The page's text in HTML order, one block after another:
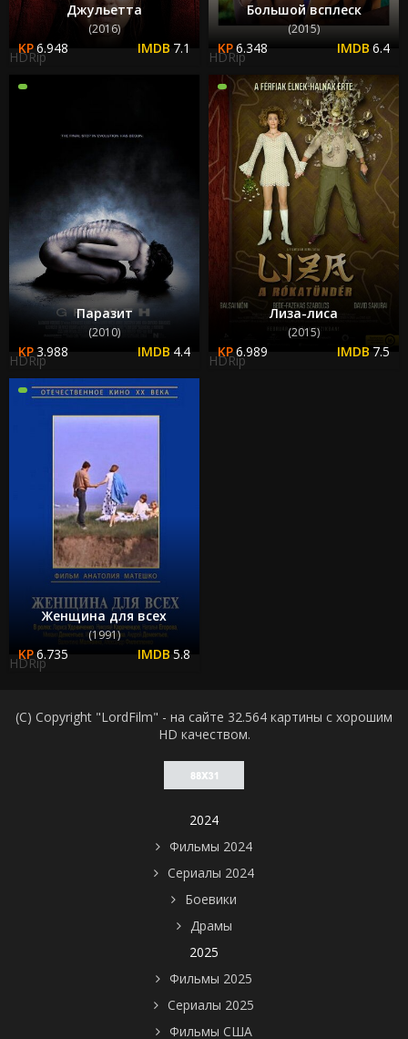
Джульетта
(2016)
6.948 7.1
HDRip
Большой всплеск
(2015)
6.348 6.4
HDRip
Паразит
(2010)
3.988 4.4
HDRip
Лиза-лиса
(2015)
6.989 7.5
HDRip
Женщина для всех
(1991)
6.735 5.8
HDRip
(C) Copyright "LordFilm" - на сайте 32.564 картины с хорошим
HD качеством.
2024
Фильмы 2024
Сериалы 2024
Боевики
Драмы
2025
Фильмы 2025
Сериалы 2025
Фильмы США